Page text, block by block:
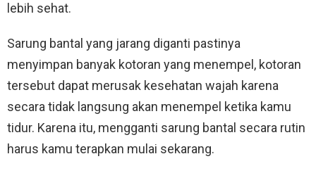
lebih sehat.
Sarung bantal yang jarang diganti pastinya
menyimpan banyak kotoran yang menempel, kotoran
tersebut dapat merusak kesehatan wajah karena
secara tidak langsung akan menempel ketika kamu
tidur. Karena itu, mengganti sarung bantal secara rutin
harus kamu terapkan mulai sekarang.